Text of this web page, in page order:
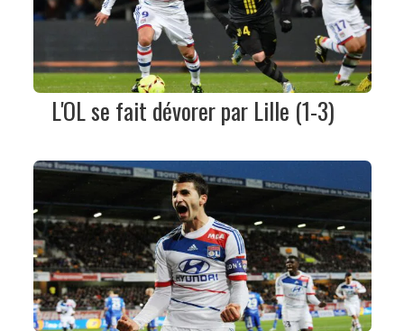
L'OL se fait dévorer par Lille (1-3)